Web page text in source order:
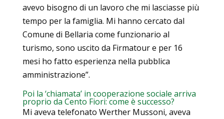
avevo bisogno di un lavoro che mi lasciasse più
tempo per la famiglia. Mi hanno cercato dal
Comune di Bellaria come funzionario al
turismo, sono uscito da Firmatour e per 16
mesi ho fatto esperienza nella pubblica
amministrazione”.
Poi la ‘chiamata’ in cooperazione sociale arriva
proprio da Cento Fiori: come è successo?
Mi aveva telefonato Werther Mussoni, aveva